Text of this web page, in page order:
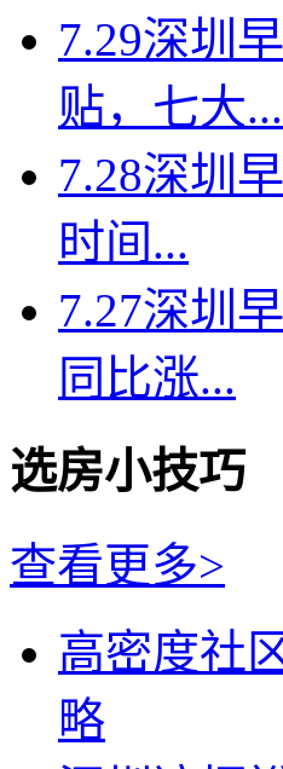
7.29深圳
贴，七大...
7.28深圳
时间...
7.27深圳
同比涨...
选房小技巧
查看更多>
高密度社
略